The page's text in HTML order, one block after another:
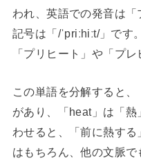
われ、英語での発音は
記号は「/ˈpriːhiːt/」で
「プリヒート」や「プ
この単語を分解すると
があり、「heat」は「
わせると、「前に熱す
はもちろん、他の文脈で